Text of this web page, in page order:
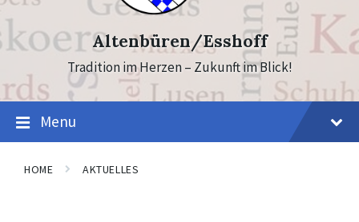
Altenbüren/Esshoff
Tradition im Herzen – Zukunft im Blick!
Menu
HOME AKTUELLES